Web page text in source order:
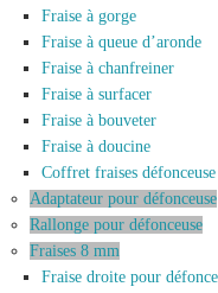
Fraise à gorge
Fraise à queue d’aronde
Fraise à chanfreiner
Fraise à surfacer
Fraise à bouveter
Fraise à doucine
Coffret fraises défonceuse
Adaptateur pour défonceuse
Rallonge pour défonceuse
Fraises 8 mm
Fraise droite pour